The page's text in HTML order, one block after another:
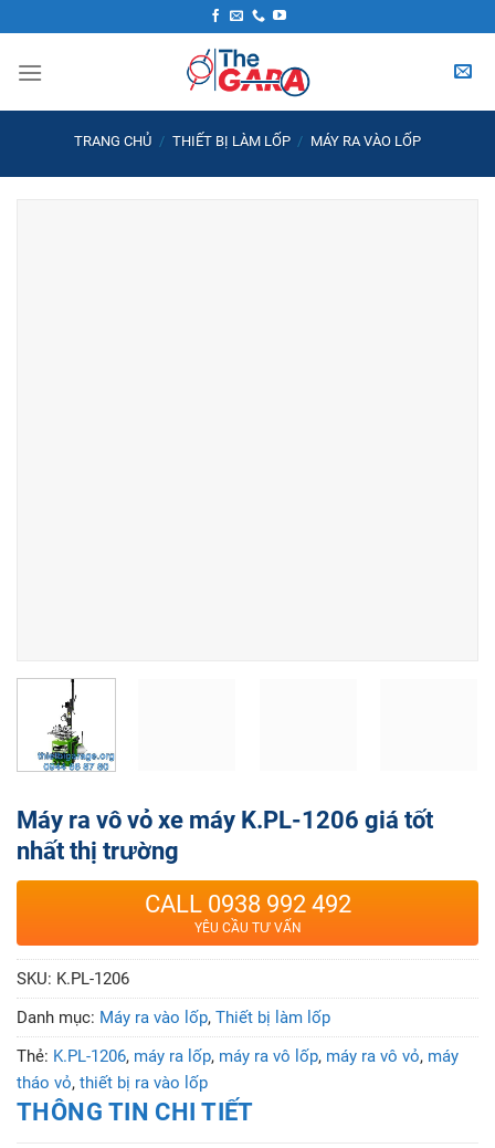
to
content
TRANG CHỦ / THIẾT BỊ LÀM LỐP / MÁY RA VÀO LỐP
Máy ra vô vỏ xe máy K.PL-1206 giá tốt
nhất thị trường
CALL 0938 992 492
YÊU CẦU TƯ VẤN
SKU: K.PL-1206
Danh mục: Máy ra vào lốp, Thiết bị làm lốp
Thẻ: K.PL-1206, máy ra lốp, máy ra vô lốp, máy ra vô vỏ, máy
tháo vỏ, thiết bị ra vào lốp
THÔNG TIN CHI TIẾT